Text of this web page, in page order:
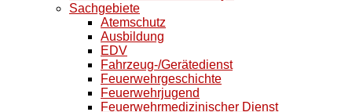
Sachgebiete
Atemschutz
Ausbildung
EDV
Fahrzeug-/Gerätedienst
Feuerwehrgeschichte
Feuerwehrjugend
Feuerwehrmedizinischer Dienst